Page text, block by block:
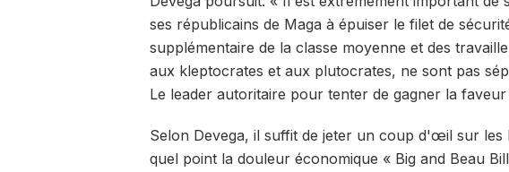
ses républicains de Maga à épuiser le filet de
supplémentaire de la classe moyenne et des
aux kleptocrates et aux plutocrates, ne sont pas
Le leader autoritaire pour tenter de gagner la
Selon Devega, il suffit de jeter un coup d'œil sur
quel point la douleur économique « Big and Beau